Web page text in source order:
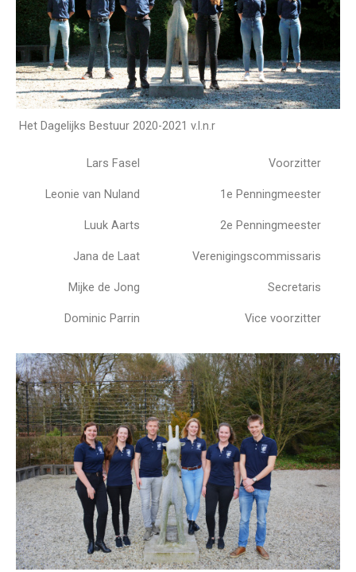
Het Dagelijks Bestuur 2020-2021 v.l.n.r
Lars Fasel Voorzitter
Leonie van Nuland 1e Penningmeester
Luuk Aarts 2e Penningmeester
Jana de Laat Verenigingscommissaris
Mijke de Jong Secretaris
Dominic Parrin Vice voorzitter